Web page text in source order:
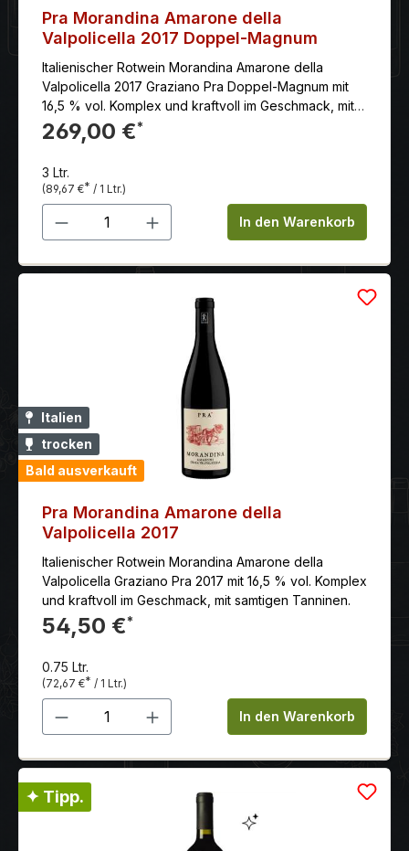
Pra Morandina Amarone della
Valpolicella 2017 Doppel-Magnum
Italienischer Rotwein Morandina Amarone della
Valpolicella 2017 Graziano Pra Doppel-Magnum mit
16,5 % vol. Komplex und kraftvoll im Geschmack, mit
samtigen Tanninen.
269,00 €*
3 Ltr.
(89,67 €* / 1 Ltr.)
Produkt Anzahl: Gib denIn den Warenkorb
Italien
trocken
Bald ausverkauft
Pra Morandina Amarone della
Valpolicella 2017
Italienischer Rotwein Morandina Amarone della
Valpolicella Graziano Pra 2017 mit 16,5 % vol. Komplex
und kraftvoll im Geschmack, mit samtigen Tanninen.
54,50 €*
0.75 Ltr.
(72,67 €* / 1 Ltr.)
Produkt Anzahl: Gib denIn den Warenkorb
✦ Tipp.